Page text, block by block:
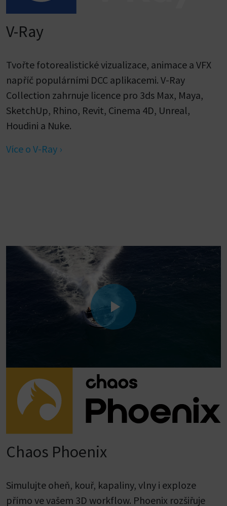
V-Ray
Tvořte fotorealistické vizualizace, animace a VFX
napříč populárními DCC aplikacemi. V-Ray
Collection zahrnuje licence pro 3ds Max, Maya,
SketchUp, Rhino, Revit, Cinema 4D, Unreal,
Houdini a Nuke.
Více o V-Ray ›
Chaos Phoenix
Simulujte oheň, kouř, kapaliny, vlny i exploze
přímo ve vašem 3D workflow. Phoenix rozšiřuje